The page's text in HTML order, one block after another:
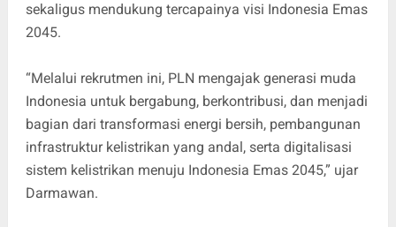
sekaligus mendukung tercapainya visi Indonesia Emas
2045.
“Melalui rekrutmen ini, PLN mengajak generasi muda
Indonesia untuk bergabung, berkontribusi, dan menjadi
bagian dari transformasi energi bersih, pembangunan
infrastruktur kelistrikan yang andal, serta digitalisasi
sistem kelistrikan menuju Indonesia Emas 2045,” ujar
Darmawan.